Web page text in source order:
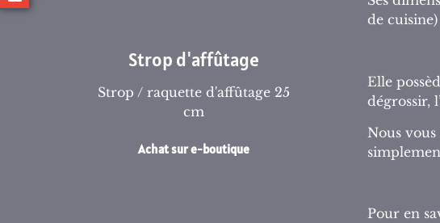
Strop d'affûtage
Strop / raquette d'affûtage 25
cm
Achat sur e-boutique
de
Elle
dégrossir,
Nous
Pour en